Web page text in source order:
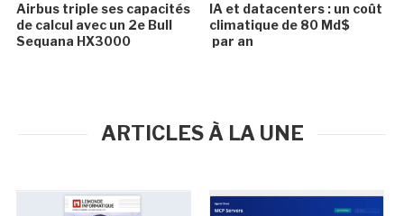
Airbus triple ses capacités
de calcul avec un 2e Bull
Sequana HX3000
IA et datacenters : un coût
climatique de 80 Md$
par an
ARTICLES À LA UNE